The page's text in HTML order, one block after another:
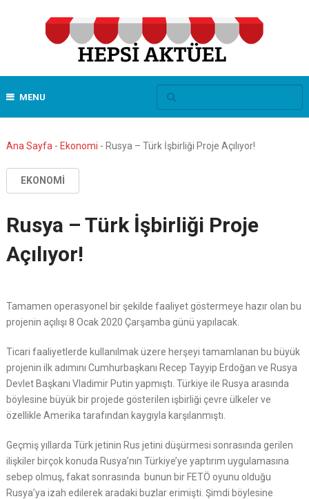
MENU
Ana Sayfa - Ekonomi - Rusya – Türk İşbirliği Proje Açılıyor!
EKONOMI
Rusya – Türk İşbirliği Proje
Açılıyor!
Tamamen operasyonel bir şekilde faaliyet göstermeye hazır olan bu
projenin açılışı 8 Ocak 2020 Çarşamba günü yapılacak.
Ticari faaliyetlerde kullanılmak üzere herşeyi tamamlanan bu büyük
projenin ilk adımını Cumhurbaşkanı Recep Tayyip Erdoğan ve Rusya
Devlet Başkanı Vladimir Putin yapmıştı. Türkiye ile Rusya arasında
böylesine büyük bir projede gösterilen işbirliği çevre ülkeler ve
özellikle Amerika tarafından kaygıyla karşılanmıştı.
Geçmiş yıllarda Türk jetinin Rus jetini düşürmesi sonrasında gerilen
ilişkiler birçok konuda Rusya’nın Türkiye’ye yaptırım uygulamasına
sebep olmuş, fakat sonrasında bunun bir FETÖ oyunu olduğu
Rusya’ya izah edilerek aradaki buzlar erimişti. Şimdi böylesine